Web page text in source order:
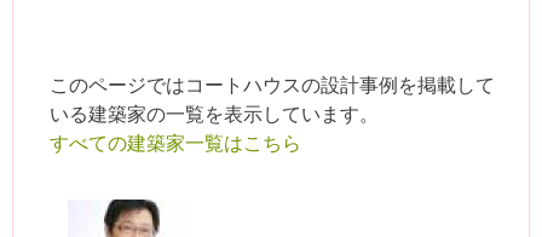
このページではコートハウスの設計事例を掲載して
いる建築家の一覧を表示しています。
すべての建築家一覧はこちら